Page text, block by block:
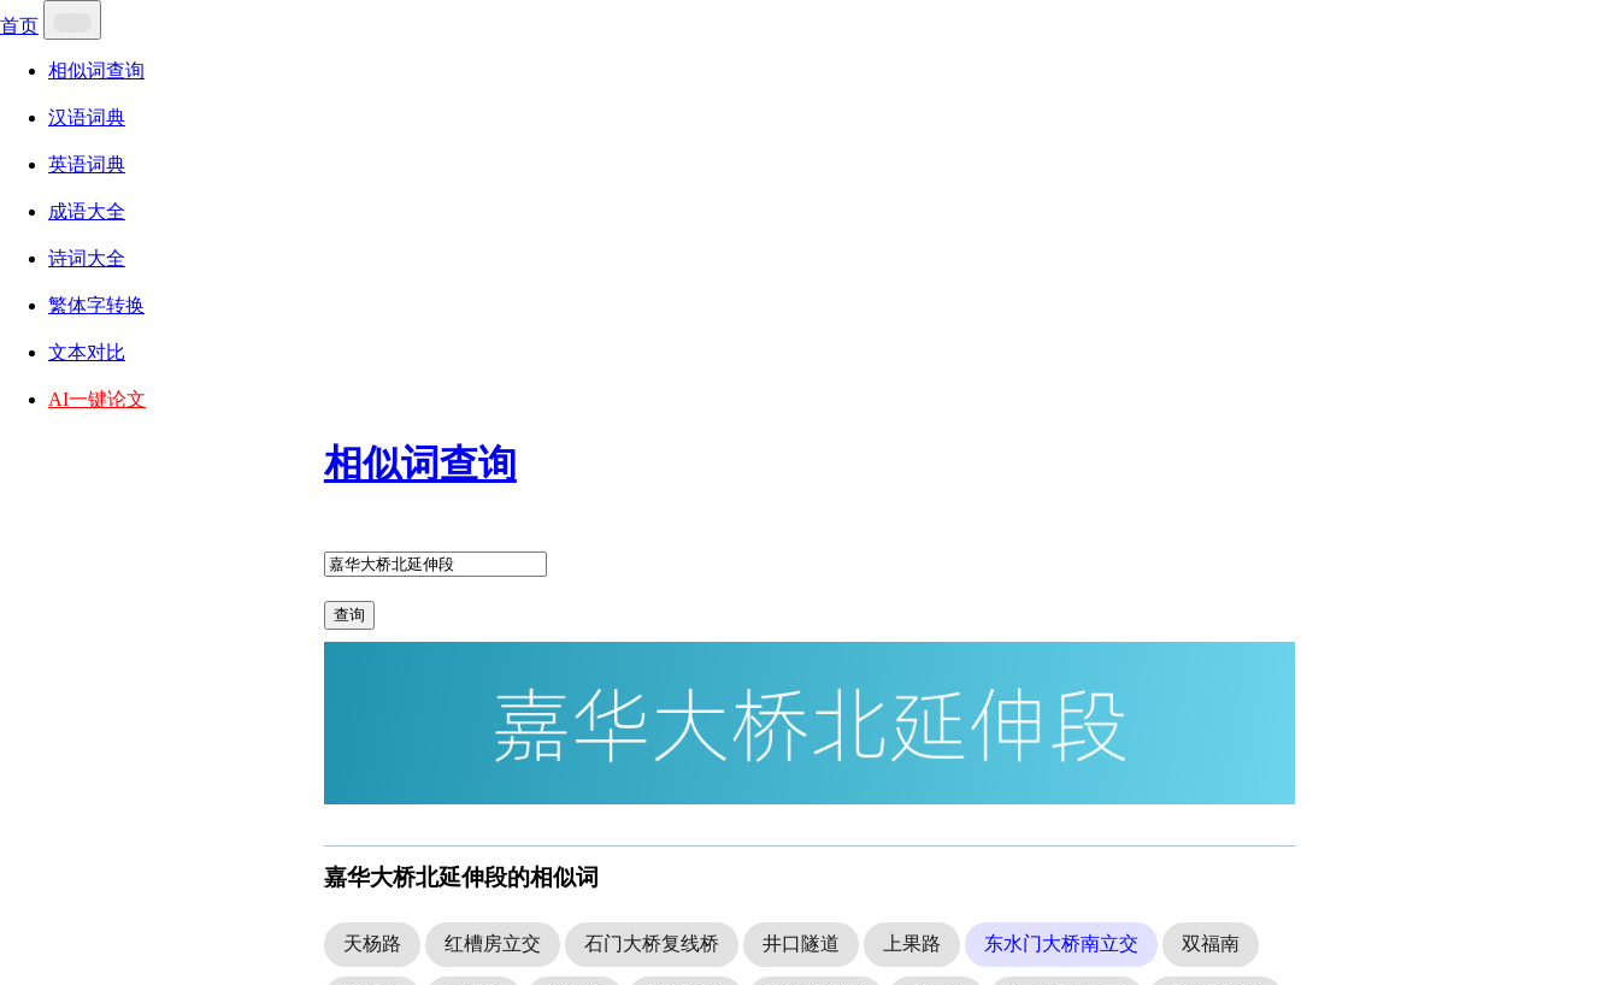
首页
相似词查询
汉语词典
英语词典
成语大全
诗词大全
繁体字转换
文本对比
AI一键论文
相似词查询
查询
嘉华大桥北延伸段的相似词
天杨路 红槽房立交 石门大桥复线桥 井口隧道 上果路 东水门大桥南立交 双福南